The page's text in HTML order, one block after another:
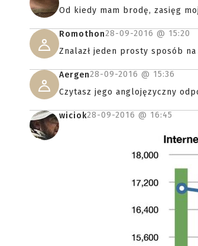
Od kiedy mam brodę, zasięg
Romothon28-09-2016 @ 15:20
Znalazł jeden prosty sposób
Aergen28-09-2016 @ 15:36
Czytasz jego anglojęzyczny
wiciok28-09-2016 @ 16:45